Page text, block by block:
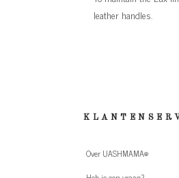
leather handles.
Over UASHMAMA®